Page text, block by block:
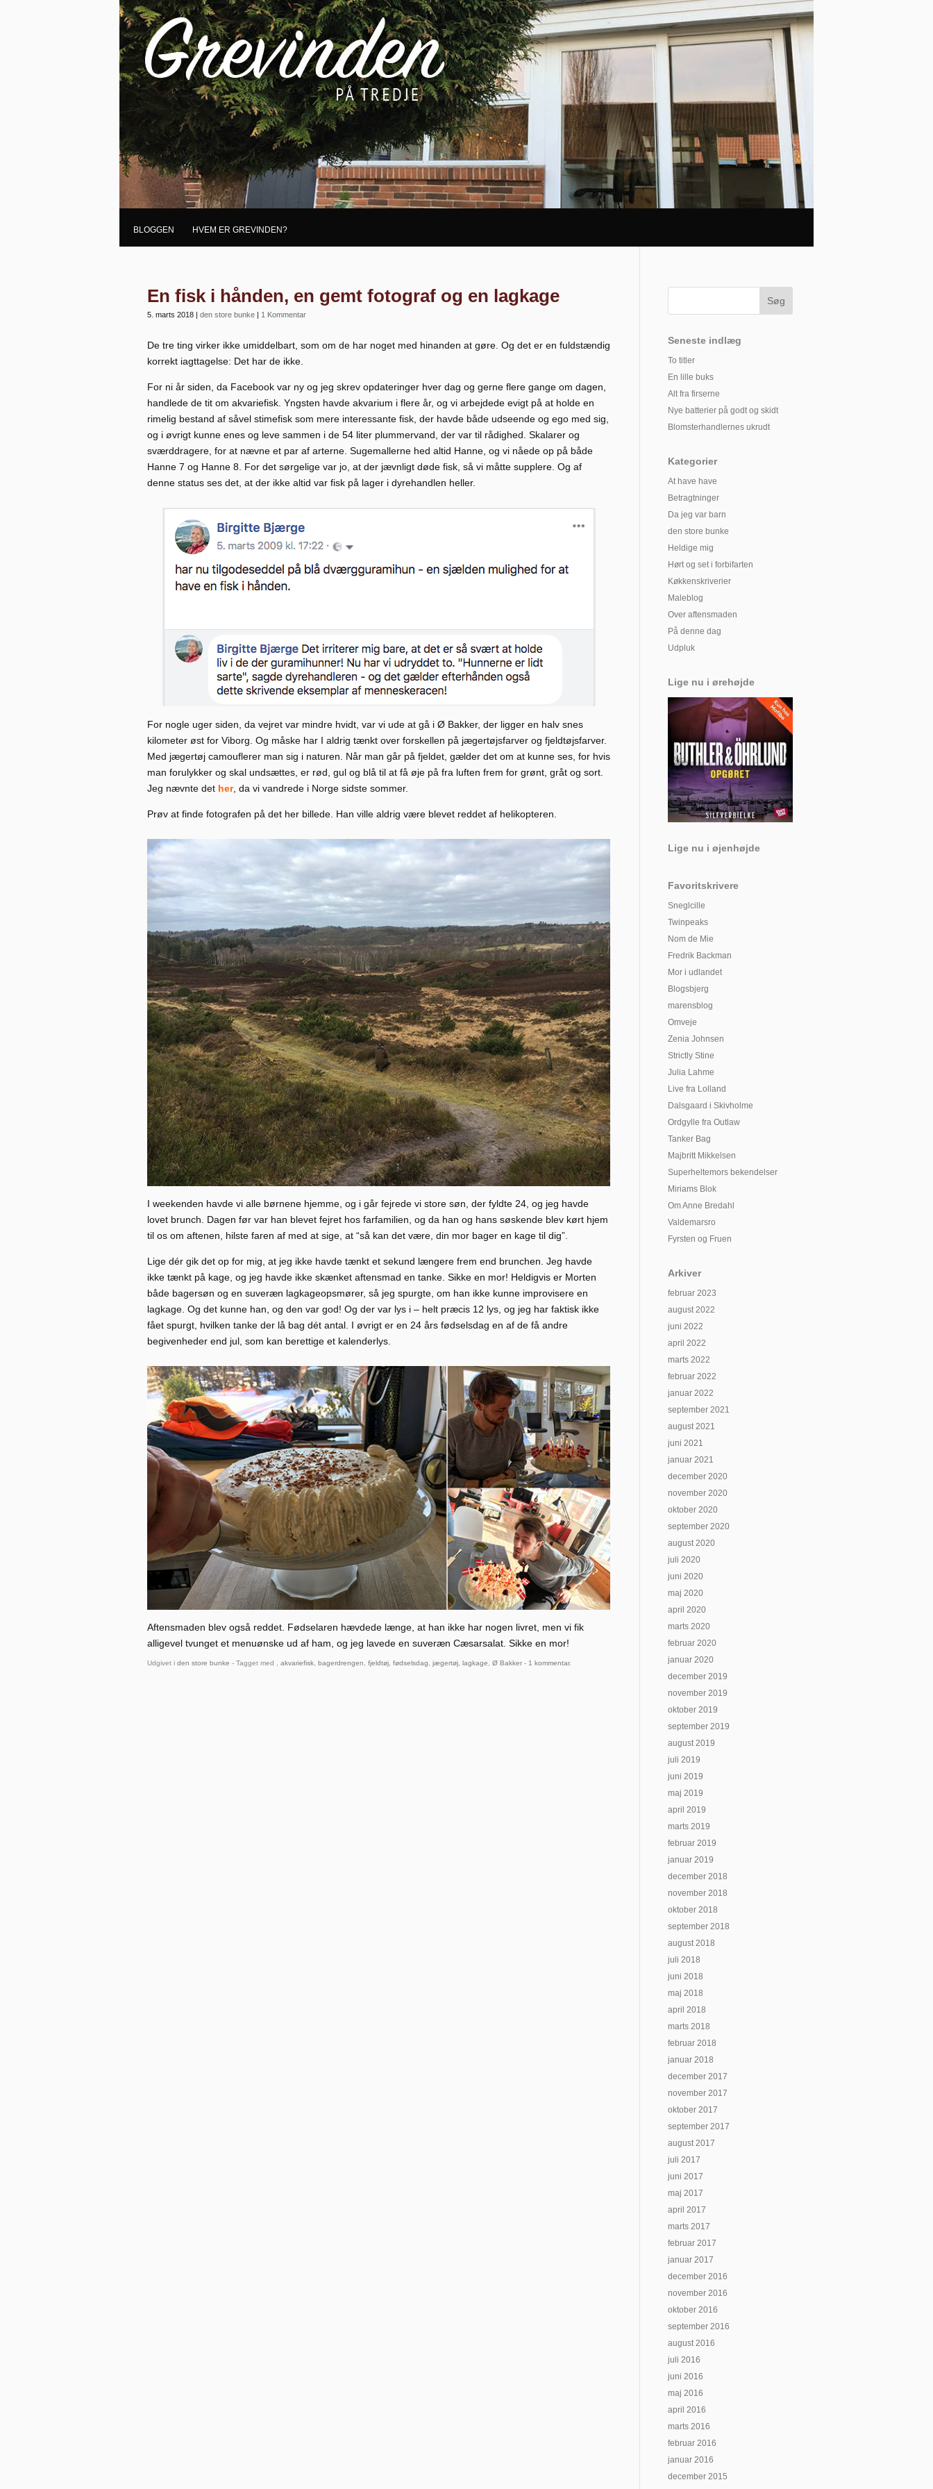
BLOGGEN HVEM ER GREVINDEN?
En fisk i hånden, en gemt fotograf og en lagkage
5. marts 2018 | den store bunke | 1 Kommentar
De tre ting virker ikke umiddelbart, som om de har noget med hinanden at gøre. Og det er en fuldstændig
korrekt iagttagelse: Det har de ikke.
For ni år siden, da Facebook var ny og jeg skrev opdateringer hver dag og gerne flere gange om dagen,
handlede de tit om akvariefisk. Yngsten havde akvarium i flere år, og vi arbejdede evigt på at holde en
rimelig bestand af såvel stimefisk som mere interessante fisk, der havde både udseende og ego med sig,
og i øvrigt kunne enes og leve sammen i de 54 liter plummervand, der var til rådighed. Skalarer og
sværddragere, for at nævne et par af arterne. Sugemallerne hed altid Hanne, og vi nåede op på både
Hanne 7 og Hanne 8. For det sørgelige var jo, at der jævnligt døde fisk, så vi måtte supplere. Og af
denne status ses det, at der ikke altid var fisk på lager i dyrehandlen heller.
For nogle uger siden, da vejret var mindre hvidt, var vi ude at gå i Ø Bakker, der ligger en halv snes
kilometer øst for Viborg. Og måske har I aldrig tænkt over forskellen på jægertøjsfarver og fjeldtøjsfarver.
Med jægertøj camouflerer man sig i naturen. Når man går på fjeldet, gælder det om at kunne ses, for hvis
man forulykker og skal undsættes, er rød, gul og blå til at få øje på fra luften frem for grønt, gråt og sort.
Jeg nævnte det her, da vi vandrede i Norge sidste sommer.
Prøv at finde fotografen på det her billede. Han ville aldrig være blevet reddet af helikopteren.
I weekenden havde vi alle børnene hjemme, og i går fejrede vi store søn, der fyldte 24, og jeg havde
lovet brunch. Dagen før var han blevet fejret hos farfamilien, og da han og hans søskende blev kørt hjem
til os om aftenen, hilste faren af med at sige, at “så kan det være, din mor bager en kage til dig”.
Lige dér gik det op for mig, at jeg ikke havde tænkt et sekund længere frem end brunchen. Jeg havde
ikke tænkt på kage, og jeg havde ikke skænket aftensmad en tanke. Sikke en mor! Heldigvis er Morten
både bagersøn og en suveræn lagkageopsmører, så jeg spurgte, om han ikke kunne improvisere en
lagkage. Og det kunne han, og den var god! Og der var lys i – helt præcis 12 lys, og jeg har faktisk ikke
fået spurgt, hvilken tanke der lå bag dét antal. I øvrigt er en 24 års fødselsdag en af de få andre
begivenheder end jul, som kan berettige et kalenderlys.
Aftensmaden blev også reddet. Fødselaren hævdede længe, at han ikke har nogen livret, men vi fik
alligevel tvunget et menuønske ud af ham, og jeg lavede en suveræn Cæsarsalat. Sikke en mor!
Udgivet i den store bunke - Tagget med , akvariefisk bagerdrengen fjeldtøj fødselsdag jægertøj lagkage Ø Bakker - 1 kommentar.
Seneste indlæg
To titler
En lille buks
Alt fra firserne
Nye batterier på godt og skidt
Blomsterhandlernes ukrudt
Kategorier
At have have
Betragtninger
Da jeg var barn
den store bunke
Heldige mig
Hørt og set i forbifarten
Køkkenskriverier
Maleblog
Over aftensmaden
På denne dag
Udpluk
Lige nu i ørehøjde
Lige nu i øjenhøjde
Favoritskrivere
Sneglcille
Twinpeaks
Nom de Mie
Fredrik Backman
Mor i udlandet
Blogsbjerg
marensblog
Omveje
Zenia Johnsen
Strictly Stine
Julia Lahme
Live fra Lolland
Dalsgaard i Skivholme
Ordgylle fra Outlaw
Tanker Bag
Majbritt Mikkelsen
Superheltemors bekendelser
Miriams Blok
Om Anne Bredahl
Valdemarsro
Fyrsten og Fruen
Arkiver
februar 2023
august 2022
juni 2022
april 2022
marts 2022
februar 2022
januar 2022
september 2021
august 2021
juni 2021
januar 2021
december 2020
november 2020
oktober 2020
september 2020
august 2020
juli 2020
juni 2020
maj 2020
april 2020
marts 2020
februar 2020
januar 2020
december 2019
november 2019
oktober 2019
september 2019
august 2019
juli 2019
juni 2019
maj 2019
april 2019
marts 2019
februar 2019
januar 2019
december 2018
november 2018
oktober 2018
september 2018
august 2018
juli 2018
juni 2018
maj 2018
april 2018
marts 2018
februar 2018
januar 2018
december 2017
november 2017
oktober 2017
september 2017
august 2017
juli 2017
juni 2017
maj 2017
april 2017
marts 2017
februar 2017
januar 2017
december 2016
november 2016
oktober 2016
september 2016
august 2016
juli 2016
juni 2016
maj 2016
april 2016
marts 2016
februar 2016
januar 2016
december 2015